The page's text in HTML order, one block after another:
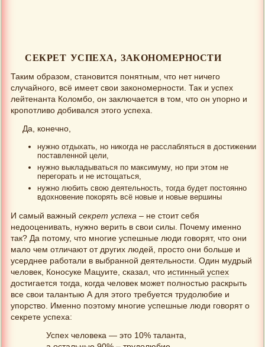
СЕКРЕТ УСПЕХА, ЗАКОНОМЕРНОСТИ
Таким образом, становится понятным, что нет ничего
случайного, всё имеет свои закономерности. Так и успех
лейтенанта Коломбо, он заключается в том, что он упорно и
кропотливо добивался этого успеха.
Да, конечно,
нужно отдыхать, но никогда не расслабляться в достижении
поставленной цели,
нужно выкладываться по максимуму, но при этом не
перегорать и не истощаться,
нужно любить свою деятельность, тогда будет постоянно
вдохновение покорять всё новые и новые вершины
И самый важный секрет успеха – не стоит себя
недооценивать, нужно верить в свои силы. Почему именно
так? Да потому, что многие успешные люди говорят, что они
мало чем отличают от других людей, просто они больше и
усерднее работали в выбранной деятельности. Один мудрый
человек, Коносуке Мацуите, сказал, что истинный успех
достигается тогда, когда человек может полностью раскрыть
все свои талантыю А для этого требуется трудолюбие и
упорство. Именно поэтому многие успешные люди говорят о
секрете успеха:
Успех человека — это 10% таланта,